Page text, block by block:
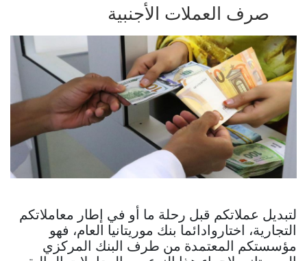
صرف العملات الأجنبية
لتبديل عملاتكم قبل رحلة ما أو في إطار معاملاتكم
التجارية، اختاروادائما بنك موريتانيا العام، فهو
مؤسستكم المعتمدة من طرف البنك المركزي